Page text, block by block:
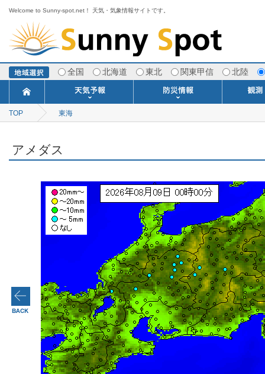
Welcome to Sunny-spot.net！ 天気・気象情報サイトです。
全国 北海道 東北 関東甲信 北陸
今日明日の天気
ポイント予報
週間天気予報
寒・暖候期予報
TOP 東海
アメダス